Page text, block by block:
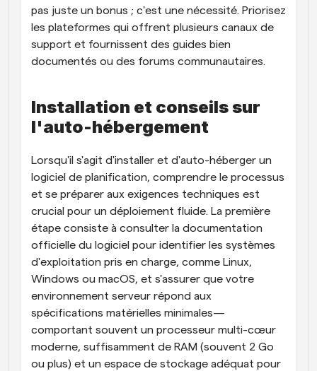
pas juste un bonus ; c'est une nécessité. Priorisez
les plateformes qui offrent plusieurs canaux de
support et fournissent des guides bien
documentés ou des forums communautaires.
Installation et conseils sur
l'auto-hébergement
Lorsqu'il s'agit d'installer et d'auto-héberger un
logiciel de planification, comprendre le processus
et se préparer aux exigences techniques est
crucial pour un déploiement fluide. La première
étape consiste à consulter la documentation
officielle du logiciel pour identifier les systèmes
d'exploitation pris en charge, comme Linux,
Windows ou macOS, et s'assurer que votre
environnement serveur répond aux
spécifications matérielles minimales—
comportant souvent un processeur multi-cœur
moderne, suffisamment de RAM (souvent 2 Go
ou plus) et un espace de stockage adéquat pour